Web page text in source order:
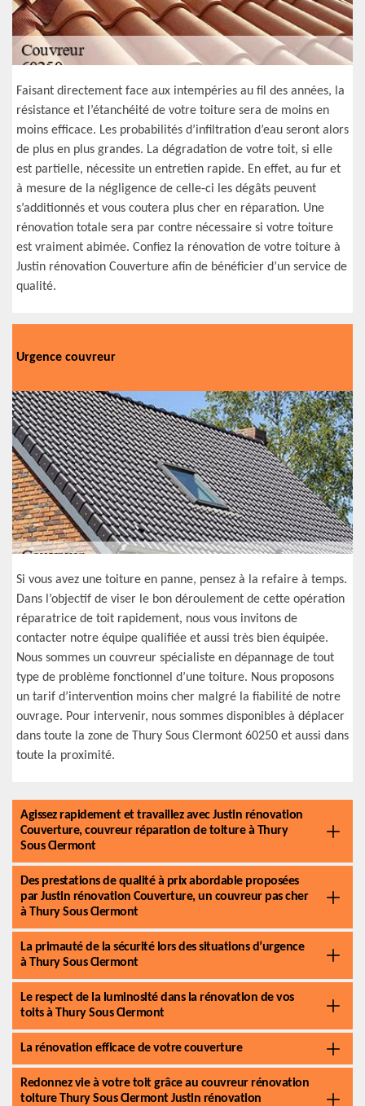
Faisant directement face aux intempéries au fil des années, la
résistance et l’étanchéité de votre toiture sera de moins en
moins efficace. Les probabilités d’infiltration d’eau seront alors
de plus en plus grandes. La dégradation de votre toit, si elle
est partielle, nécessite un entretien rapide. En effet, au fur et
à mesure de la négligence de celle-ci les dégâts peuvent
s’additionnés et vous coutera plus cher en réparation. Une
rénovation totale sera par contre nécessaire si votre toiture
est vraiment abimée. Confiez la rénovation de votre toiture à
Justin rénovation Couverture afin de bénéficier d’un service de
qualité.
Urgence couvreur
Si vous avez une toiture en panne, pensez à la refaire à temps.
Dans l’objectif de viser le bon déroulement de cette opération
réparatrice de toit rapidement, nous vous invitons de
contacter notre équipe qualifiée et aussi très bien équipée.
Nous sommes un couvreur spécialiste en dépannage de tout
type de problème fonctionnel d’une toiture. Nous proposons
un tarif d’intervention moins cher malgré la fiabilité de notre
ouvrage. Pour intervenir, nous sommes disponibles à déplacer
dans toute la zone de Thury Sous Clermont 60250 et aussi dans
toute la proximité.
Agissez rapidement et travaillez avec Justin rénovation
Couverture, couvreur réparation de toiture à Thury
Sous Clermont
Des prestations de qualité à prix abordable proposées
par Justin rénovation Couverture, un couvreur pas cher
à Thury Sous Clermont
La primauté de la sécurité lors des situations d’urgence
à Thury Sous Clermont
Le respect de la luminosité dans la rénovation de vos
toits à Thury Sous Clermont
La rénovation efficace de votre couverture
Redonnez vie à votre toit grâce au couvreur rénovation
toiture Thury Sous Clermont Justin rénovation